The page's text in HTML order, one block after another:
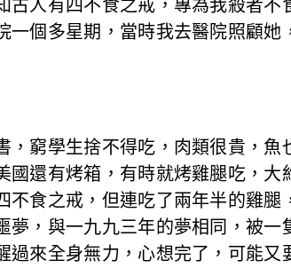
人有四不食之戒，專為我殺者不
個多星期，當時我去醫院照顧她
窮學生捨不得吃，肉類很貴，魚
還有烤箱，有時就烤雞腿吃，大
食之戒，但連吃了兩年半的雞腿
，與一九九三年的夢相同，被一
來全身無力，心想完了，可能又